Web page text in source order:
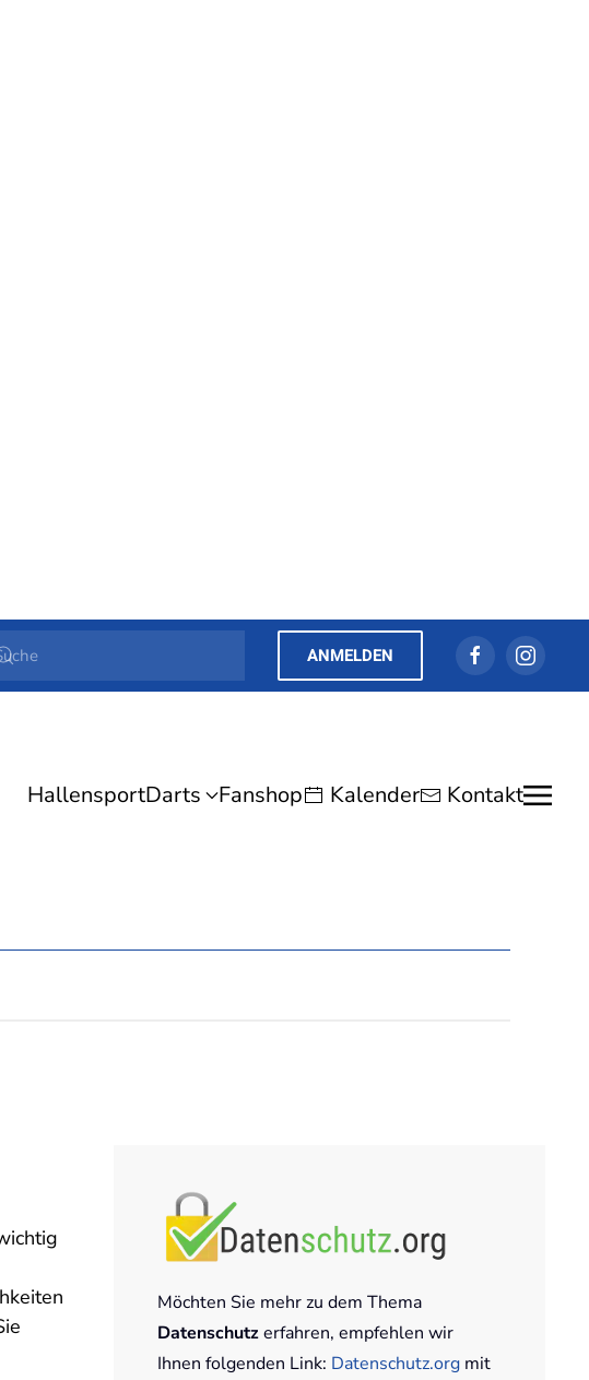
ANMELDEN
HallensportDarts Fanshop Kalender Kontakt
Möchten Sie mehr zu dem Thema
Datenschutzerfahren, empfehlen wir
Ihnen folgenden Link: Datenschutz.org mit